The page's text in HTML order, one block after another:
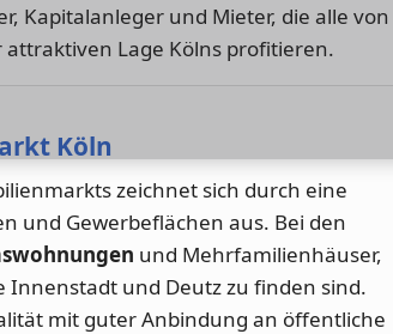
Kapitalanleger und Mieter, die alle von
Lage Kölns profitieren.
Köln
zeichnet sich durch eine
und Gewerbeflächen aus. Bei den
und Mehrfamilienhäuser,
Innenstadt und Deutz zu finden sind.
mit guter Anbindung an öffentliche